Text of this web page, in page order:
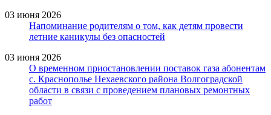
03 июня 2026
Напоминание родителям о том, как детям провести
летние каникулы без опасностей
03 июня 2026
О временном приостановлении поставок газа абонентам
с. Краснополье Нехаевского района Волгоградской
области в связи с проведением плановых ремонтных
работ